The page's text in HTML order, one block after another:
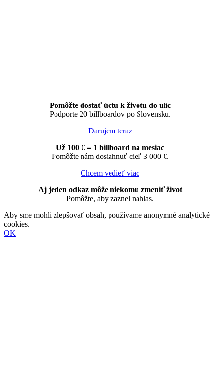
Pomôžte dostať úctu k životu do ulíc
Podporte 20 billboardov po Slovensku.
Darujem teraz
Už 100 € = 1 billboard na mesiac
Pomôžte nám dosiahnuť cieľ 3 000 €.
Chcem vedieť viac
Aj jeden odkaz môže niekomu zmeniť život
Pomôžte, aby zaznel nahlas.
Aby sme mohli zlepšovať obsah, používame anonymné analytické
cookies.
OK